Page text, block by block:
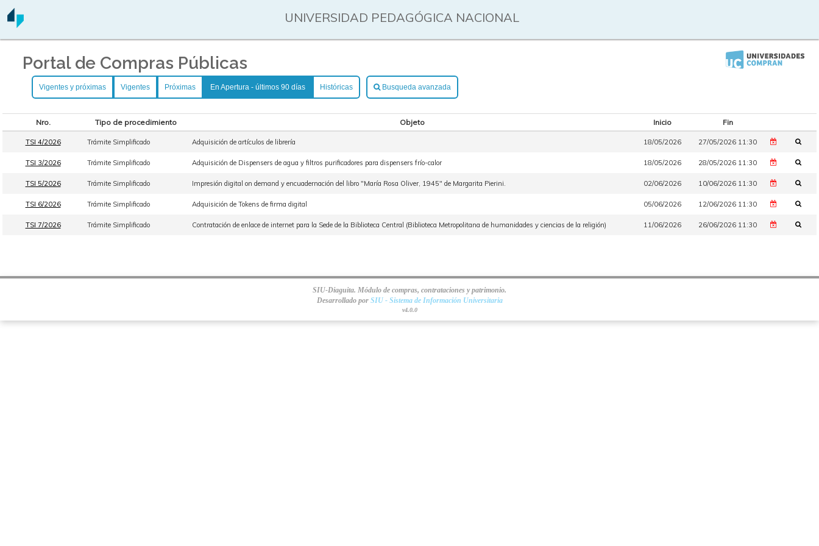
UNIVERSIDAD PEDAGÓGICA NACIONAL
Portal de Compras Públicas
Vigentes y próximas Vigentes Próximas En Apertura - últimos 90 días Históricas Busqueda avanzada
Nro. Tipo de procedimiento Objeto Inicio Fin
TSI 4/2026 Trámite Simplificado Adquisición de artículos de librería 18/05/2026 27/05/2026 11:30
TSI 3/2026 Trámite Simplificado Adquisición de Dispensers de agua y filtros purificadores para dispensers frío-calor 18/05/2026 28/05/2026 11:30
TSI 5/2026 Trámite Simplificado Impresión digital on demand y encuadernación del libro "María Rosa Oliver, 1945" de Margarita Pierini. 02/06/2026 10/06/2026 11:30
TSI 6/2026 Trámite Simplificado Adquisición de Tokens de firma digital 05/06/2026 12/06/2026 11:30
TSI 7/2026 Trámite Simplificado Contratación de enlace de internet para la Sede de la Biblioteca Central (Biblioteca Metropolitana de humanidades y ciencias de la religión) 11/06/2026 26/06/2026 11:30
SIU-Diaguita. Módulo de compras, contrataciones y patrimonio.
Desarrollado por SIU - Sistema de Información Universitaria
v4.0.0